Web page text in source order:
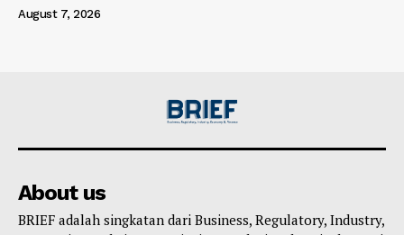
August 7, 2026
About us
BRIEF adalah singkatan dari Business, Regulatory, Industry,